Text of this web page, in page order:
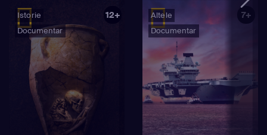
Istorie
Documentar
12+
Altele
Documentar
7+